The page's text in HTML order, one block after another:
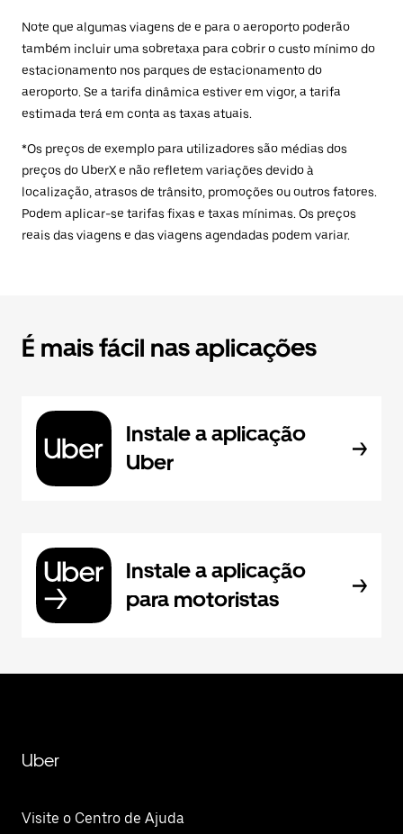
Note que algumas viagens de e para o aeroporto poderão
também incluir uma sobretaxa para cobrir o custo mínimo do
estacionamento nos parques de estacionamento do
aeroporto. Se a tarifa dinâmica estiver em vigor, a tarifa
estimada terá em conta as taxas atuais.
*Os preços de exemplo para utilizadores são médias dos
preços do UberX e não refletem variações devido à
localização, atrasos de trânsito, promoções ou outros fatores.
Podem aplicar-se tarifas fixas e taxas mínimas. Os preços
reais das viagens e das viagens agendadas podem variar.
É mais fácil nas aplicações
Instale a aplicação
Uber
Instale a aplicação
para motoristas
Uber
Visite o Centro de Ajuda